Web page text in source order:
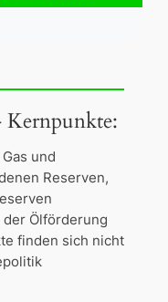
Kernpunkte:
und
Reserven,
Ölförderung
finden sich nicht